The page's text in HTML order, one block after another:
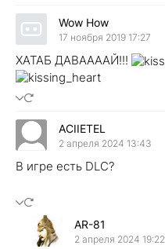
Wow How
17 ноября 2019 17:27
ХАТАБ ДАВААААЙ!!!
ACIIETEL
2 апреля 2024 13:43
В игре есть DLC?
AR-81
2 апреля 2024 19:22